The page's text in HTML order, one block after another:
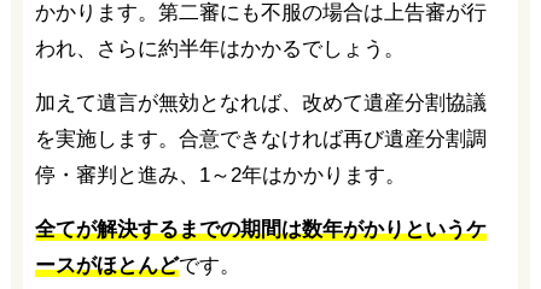
かかります。第二審にも不服の場合は上告審が行
われ、さらに約半年はかかるでしょう。
加えて遺言が無効となれば、改めて遺産分割協議
を実施します。合意できなければ再び遺産分割調
停・審判と進み、1～2年はかかります。
全てが解決するまでの期間は数年がかりというケ
ースがほとんどです。